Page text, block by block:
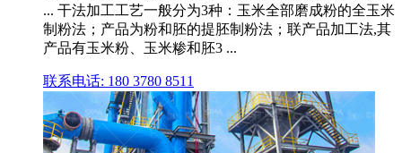
... 干法加工工艺一般分为3种：玉米全部磨成粉的全玉米
制粉法；产品为粉和胚的提胚制粉法；联产品加工法,其
产品有玉米粉、玉米糁和胚3 ...
联系电话: 180 3780 8511